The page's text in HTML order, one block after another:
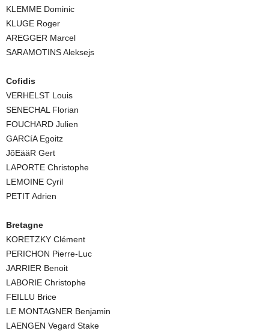
KLEMME Dominic
KLUGE Roger
AREGGER Marcel
SARAMOTINS Aleksejs
Cofidis
VERHELST Louis
SENECHAL Florian
FOUCHARD Julien
GARCíA Egoitz
JõEääR Gert
LAPORTE Christophe
LEMOINE Cyril
PETIT Adrien
Bretagne
KORETZKY Clément
PERICHON Pierre-Luc
JARRIER Benoit
LABORIE Christophe
FEILLU Brice
LE MONTAGNER Benjamin
LAENGEN Vegard Stake